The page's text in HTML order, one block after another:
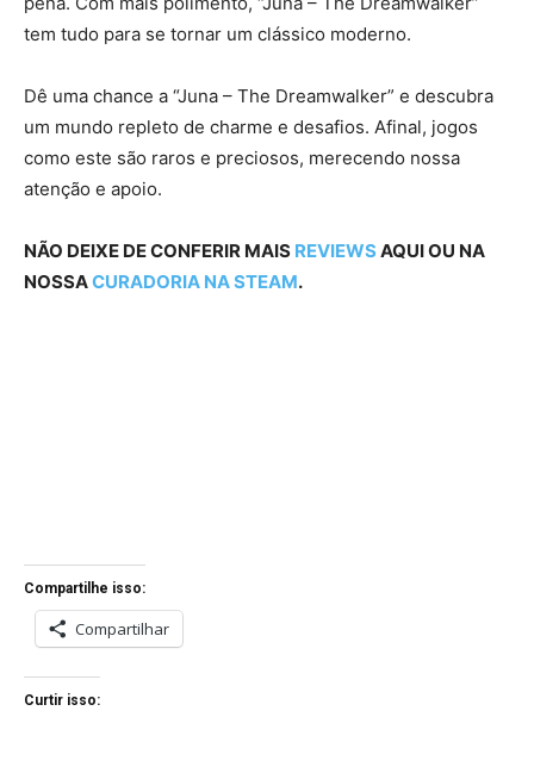
tem tudo para se tornar um clássico moderno.
Dê uma chance a “Juna – The Dreamwalker” e descubra
um mundo repleto de charme e desafios. Afinal, jogos
como este são raros e preciosos, merecendo nossa
atenção e apoio.
NÃO DEIXE DE CONFERIR MAIS REVIEWS AQUI OU NA
NOSSACURADORIA NA STEAM.
Compartilhe isso:
Compartilhar
Curtir isso: